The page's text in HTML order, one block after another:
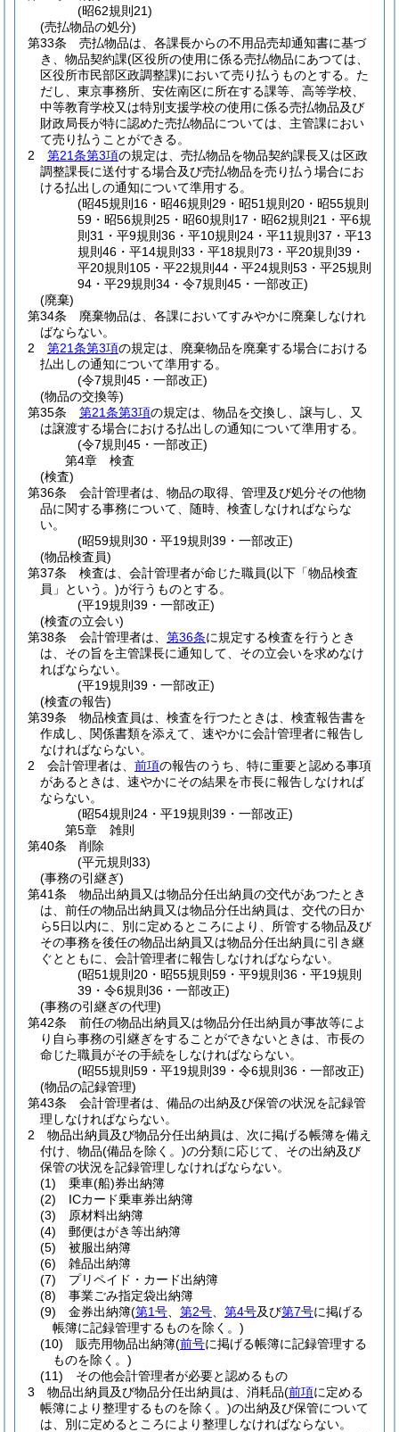
(昭62規則21)
(売払物品の処分)
第33条
売払物品は、各課長からの不用品売却通知書に基づ
き、物品契約課(区役所の使用に係る売払物品にあつては、
区役所市民部区政調整課)において売り払うものとする。 た
だし、東京事務所、安佐南区に所在する課等、高等学校、
中等教育学校又は特別支援学校の使用に係る売払物品及び
財政局長が特に認めた売払物品については、主管課におい
て売り払うことができる。
2
第21条第3項の規定は、売払物品を物品契約課長又は区政
調整課長に送付する場合及び売払物品を売り払う場合にお
ける払出しの通知について準用する。
(昭45規則16・昭46規則29・昭51規則20・昭55規則
59・昭56規則25・昭60規則17・昭62規則21・平6規
則31・平9規則36・平10規則24・平11規則37・平13
規則46・平14規則33・平18規則73・平20規則39・
平20規則105・平22規則44・平24規則53・平25規則
94・平29規則34・令7規則45・一部改正)
(廃棄)
第34条
廃棄物品は、各課においてすみやかに廃棄しなけれ
ばならない。
2
第21条第3項の規定は、廃棄物品を廃棄する場合における
払出しの通知について準用する。
(令7規則45・一部改正)
(物品の交換等)
第35条
第21条第3項の規定は、物品を交換し、譲与し、又
は譲渡する場合における払出しの通知について準用する。
(令7規則45・一部改正)
第4章
検査
(検査)
第36条
会計管理者は、物品の取得、管理及び処分その他物
品に関する事務について、随時、検査しなければならな
い。
(昭59規則30・平19規則39・一部改正)
(物品検査員)
第37条
検査は、会計管理者が命じた職員(以下「物品検査
員」という。)が行うものとする。
(平19規則39・一部改正)
(検査の立会い)
第38条
会計管理者は、 第36条に規定する検査を行うとき
は、その旨を主管課長に通知して、その立会いを求めなけ
ればならない。
(平19規則39・一部改正)
(検査の報告)
第39条
物品検査員は、検査を行つたときは、検査報告書を
作成し、関係書類を添えて、速やかに会計管理者に報告し
なければならない。
2
会計管理者は、 前項の報告のうち、特に重要と認める事項
があるときは、速やかにその結果を市長に報告しなければ
ならない。
(昭54規則24・平19規則39・一部改正)
第5章
雑則
第40条
削除
(平元規則33)
(事務の引継ぎ)
第41条
物品出納員又は物品分任出納員の交代があつたとき
は、前任の物品出納員又は物品分任出納員は、交代の日か
ら5日以内に、別に定めるところにより、所管する物品及び
その事務を後任の物品出納員又は物品分任出納員に引き継
ぐとともに、会計管理者に報告しなければならない。
(昭51規則20・昭55規則59・平9規則36・平19規則
39・令6規則36・一部改正)
(事務の引継ぎの代理)
第42条
前任の物品出納員又は物品分任出納員が事故等によ
り自ら事務の引継ぎをすることができないときは、市長の
命じた職員がその手続をしなければならない。
(昭55規則59・平19規則39・令6規則36・一部改正)
(物品の記録管理)
第43条
会計管理者は、備品の出納及び保管の状況を記録管
理しなければならない。
2
物品出納員及び物品分任出納員は、次に掲げる帳簿を備え
付け、物品(備品を除く。)の分類に応じて、その出納及び
保管の状況を記録管理しなければならない。
(1)
乗車(船)券出納簿
(2)
ICカード乗車券出納簿
(3)
原材料出納簿
(4)
郵便はがき等出納簿
(5)
被服出納簿
(6)
雑品出納簿
(7)
プリペイド・カード出納簿
(8)
事業ごみ指定袋出納簿
(9)
金券出納簿(第1号 第2号 第4号及び第7号に掲げる
帳簿に記録管理するものを除く。)
(10)
販売用物品出納簿(前号に掲げる帳簿に記録管理する
ものを除く。)
(11)
その他会計管理者が必要と認めるもの
3
物品出納員及び物品分任出納員は、消耗品(前項に定める
帳簿により整理するものを除く。)の出納及び保管について
は、別に定めるところにより整理しなければならない。